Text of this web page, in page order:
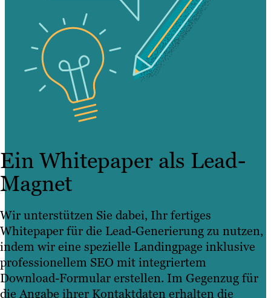
Ein Whitepaper als Lead-
Magnet
Wir unterstützen Sie dabei, Ihr fertiges
Whitepaper für die Lead-Generierung zu nutzen,
indem wir eine spezielle Landingpage inklusive
professionellem SEO mit integriertem
Download-Formular erstellen. Im Gegenzug für
die Angabe ihrer Kontaktdaten erhalten die